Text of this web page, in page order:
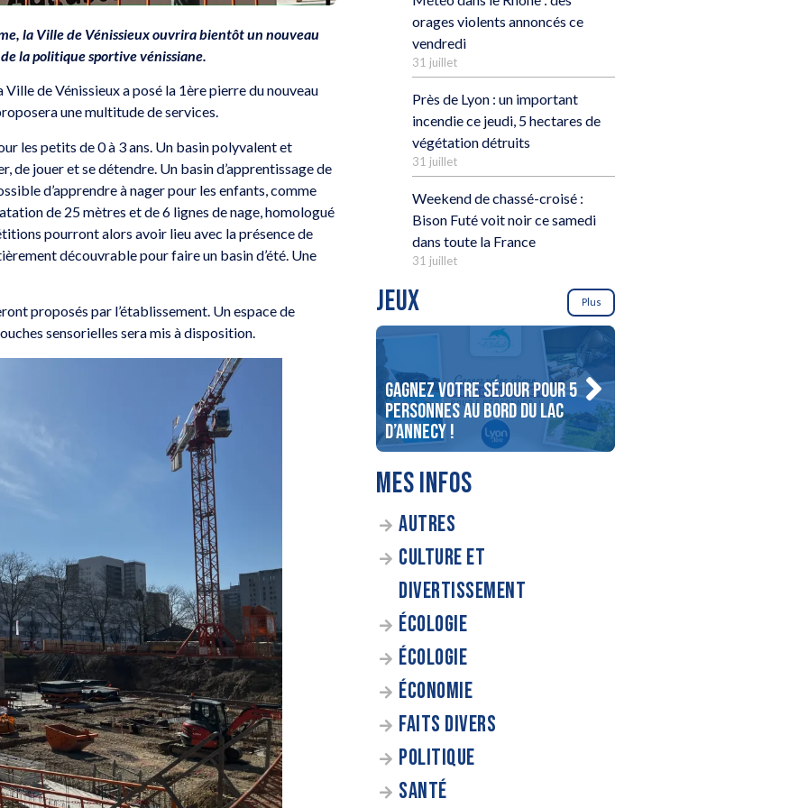
la Ville de Vénissieux ouvrira bientôt un nouveau
la politique sportive vénissiane.
de Vénissieux a posé la 1ère pierre du nouveau
une multitude de services.
les petits de 0 à 3 ans. Un basin polyvalent et
de jouer et se détendre. Un basin d’apprentissage de
d’apprendre à nager pour les enfants, comme
de 25 mètres et de 6 lignes de nage, homologué
pourront alors avoir lieu avec la présence de
découvrable pour faire un basin d’été. Une
proposés par l’établissement. Un espace de
sensorielles sera mis à disposition.
orages violents annoncés ce
vendredi
31 juillet
Près de Lyon : un important
incendie ce jeudi, 5 hectares de
végétation détruits
31 juillet
Weekend de chassé-croisé :
Bison Futé voit noir ce samedi
dans toute la France
31 juillet
JEUX Plus
Gagnez vos places pour le
concert Hommage à Queen,
Bohemian Harmony !
Gagnez votre séjour pour 5
personnes au bord du lac
d’Annecy !
MES INFOS
AUTRES
CULTURE ET
DIVERTISSEMENT
ÉCOLOGIE
ÉCOLOGIE
ÉCONOMIE
FAITS DIVERS
POLITIQUE
SANTÉ